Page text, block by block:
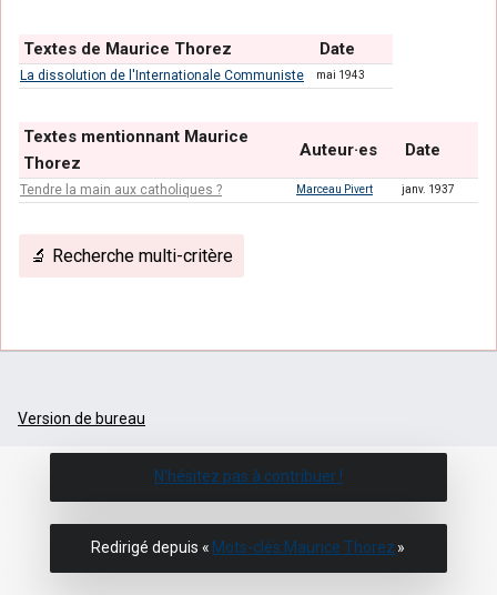
Textes de Maurice Thorez Date
La dissolution de l'Internationale Communiste mai 1943
Textes mentionnant Maurice
Thorez
Auteur·es Date
Tendre la main aux catholiques ? Marceau Pivert janv. 1937
🔬 Recherche multi-critère
Version de bureau
N'hésitez pas à contribuer !
Redirigé depuis « Mots-clés:Maurice Thorez »